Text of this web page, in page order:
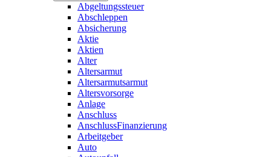
Abgeltungssteuer
Abschleppen
Absicherung
Aktie
Aktien
Alter
Altersarmut
Altersarmutsarmut
Altersvorsorge
Anlage
Anschluss
AnschlussFinanzierung
Arbeitgeber
Auto